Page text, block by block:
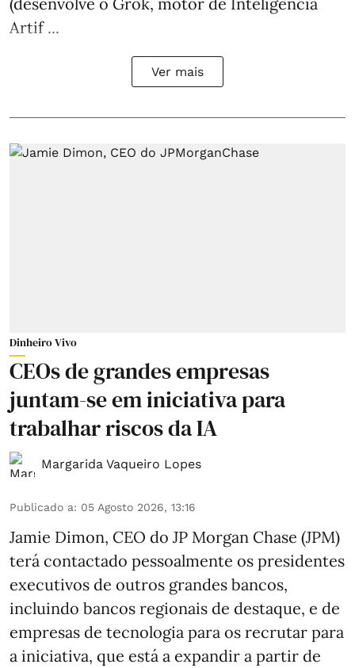
Artif ...
Ver mais
Dinheiro Vivo
CEOs de grandes empresas
juntam-se em iniciativa para
trabalhar riscos da IA
Margarida Vaqueiro Lopes
Publicado a: 05 Agosto 2026, 13:16
Jamie Dimon, CEO do JP Morgan Chase (JPM)
terá contactado pessoalmente os presidentes
executivos de outros grandes bancos,
incluindo bancos regionais de destaque, e de
empresas de tecnologia para os recrutar para
a iniciativa, que está a expandir a partir de